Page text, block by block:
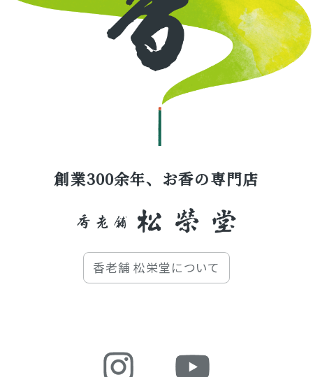
創業300余年、お香の専門店
香老舗 松栄堂について